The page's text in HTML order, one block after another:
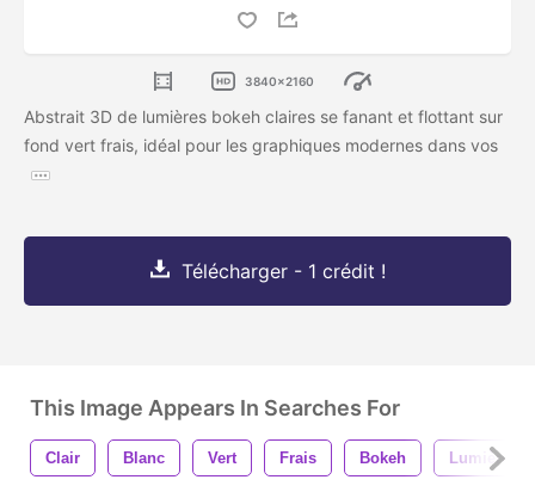
3840x2160
Abstrait 3D de lumières bokeh claires se fanant et flottant sur
fond vert frais, idéal pour les graphiques modernes dans vos
Télécharger - 1 crédit !
This Image Appears In Searches For
Clair Blanc Vert Frais Bokeh Lumière